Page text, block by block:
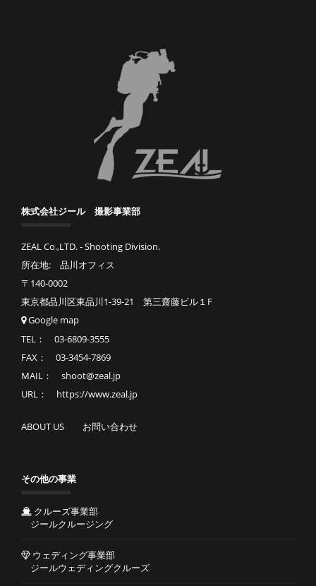
株式会社ジール 撮影事業部
ZEAL Co.,LTD. - Shooting Division.
所在地: 品川オフィス
〒140-0002
東京都品川区東品川1-39-21 第三齋藤ビル１F
Google map
TEL： 03-6809-3555
FAX： 03-3454-7869
MAIL： shoot@zeal.jp
URL： https://www.zeal.jp
ABOUT US お問い合わせ
その他の事業
クルーズ事業部
ジールクルージング
ウェディング事業部
ジールウェディングクルーズ